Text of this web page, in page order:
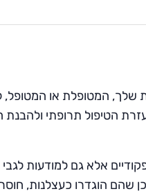
שלך, המטופלת או המטופל,
הטיפול תרופתי ולהבנת
אלא גם למודעות
שהם הוגדרו כעצלנות,